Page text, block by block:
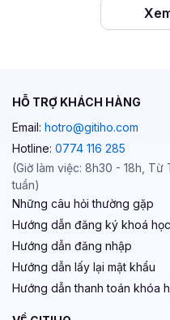
HỖ TRỢ KHÁCH HÀNG
Email: hotro@gitiho.com
Hotline: 0774 116 285
(Giờ làm việc: 8h30 - 18h,
tuần)
Những câu hỏi thường gặp
Hướng dẫn đăng ký khoá học
Hướng dẫn đăng nhập
Hướng dẫn lấy lại mật khẩu
Hướng dẫn thanh toán khóa